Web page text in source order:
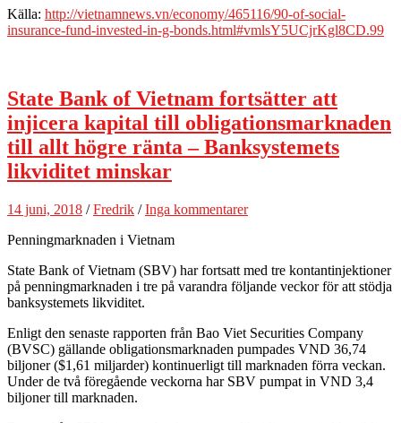
Källa: http://vietnamnews.vn/economy/465116/90-of-social-
insurance-fund-invested-in-g-bonds.html#vmlsY5UCjrKgl8CD.99
State Bank of Vietnam fortsätter att
injicera kapital till obligationsmarknaden
till allt högre ränta – Banksystemets
likviditet minskar
14 juni, 2018 /Fredrik /Inga kommentarer
Penningmarknaden i Vietnam
State Bank of Vietnam (SBV) har fortsatt med tre kontantinjektioner
på penningmarknaden i tre på varandra följande veckor för att stödja
banksystemets likviditet.
Enligt den senaste rapporten från Bao Viet Securities Company
(BVSC) gällande obligationsmarknaden pumpades VND 36,74
biljoner ($1,61 miljarder) kontinuerligt till marknaden förra veckan.
Under de två föregående veckorna har SBV pumpat in VND 3,4
biljoner till marknaden.